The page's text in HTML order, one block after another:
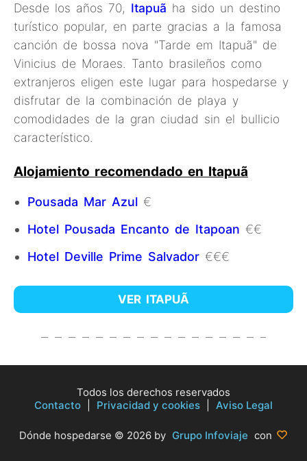
Desde los años 70, Itapuã ha sido un destino
turístico popular, en parte gracias a la famosa
canción de bossa nova "Tarde em Itapuã" de
Vinicius de Moraes. Tanto brasileños como
extranjeros eligen este lugar para hospedarse y
disfrutar de la combinación de playa y
comodidades de la gran ciudad sin el bullicio
característico.
Alojamiento recomendado en Itapuã
Pousada Mar Azul €
Hotel Pousada Encanto de Itapoan €€
Hotel Deville Prime Salvador €€€
VER ITAPUÃ
Todos los derechos reservados
Contacto
Privacidad y cookies Aviso Legal
Dónde hospedarse © 2026 by Grupo Infoviaje con